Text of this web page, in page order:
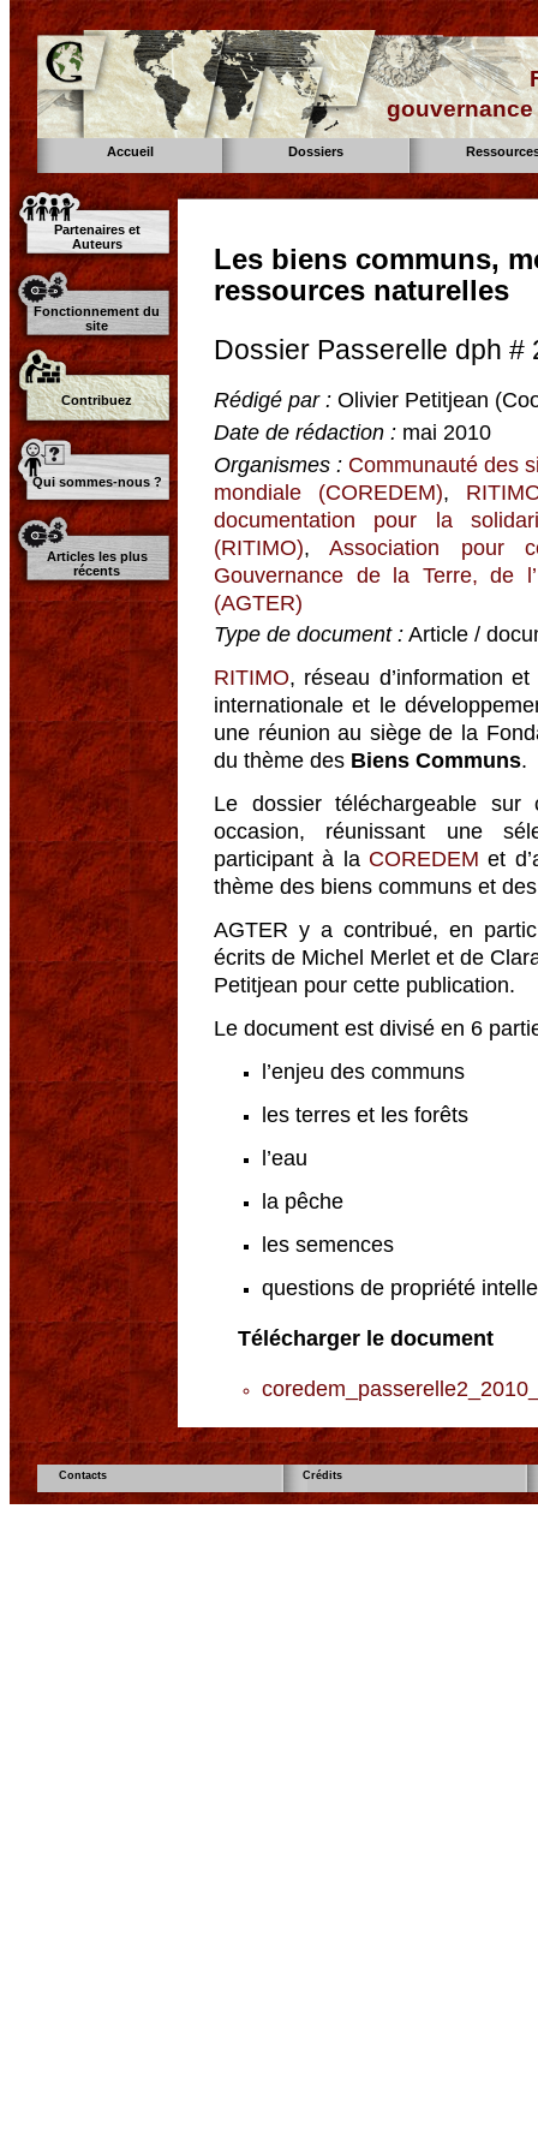
Accueil Dossiers
Partenaires et
Auteurs
Fonctionnement du
site
Contribuez
Qui sommes-nous ?
Articles les plus
récents
Les biens communs,
ressources naturelles
Dossier Passerelle dph #
Rédigé par : Olivier Petitjean
Date de rédaction : mai 2010
Organismes : Communauté des
mondiale (COREDEM),
documentation pour la
(RITIMO),Association pour
Gouvernance de la Terre, de
(AGTER)
Type de document : Article /
RITIMO, réseau d’information
internationale et le
une réunion au siège de la
du thème des Biens Communs.
Le dossier téléchargeable
occasion, réunissant une
participant à la COREDEM et
thème des biens communs et
AGTER y a contribué, en
écrits de Michel Merlet et de
Petitjean pour cette publication.
Le document est divisé en 6
l’enjeu des communs
les terres et les forêts
l’eau
la pêche
les semences
questions de propriété
Télécharger le document
Contacts Crédits